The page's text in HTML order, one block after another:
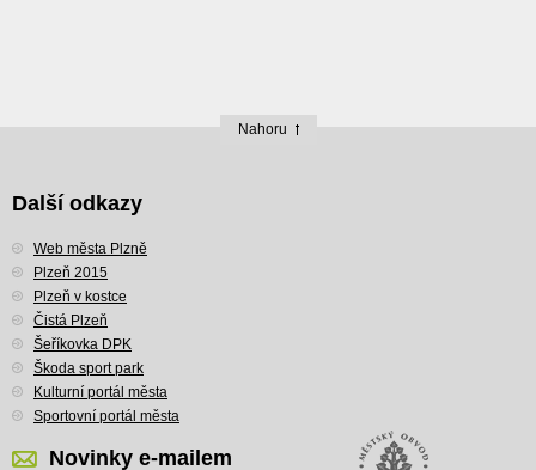
Nahoru
Další odkazy
Web města Plzně
Plzeň 2015
Plzeň v kostce
Čistá Plzeň
Šeříkovka DPK
Škoda sport park
Kulturní portál města
Sportovní portál města
Novinky e-mailem